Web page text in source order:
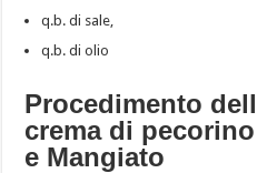
q.b. di sale,
q.b. di olio
Procedimento
crema di
e Mangiato